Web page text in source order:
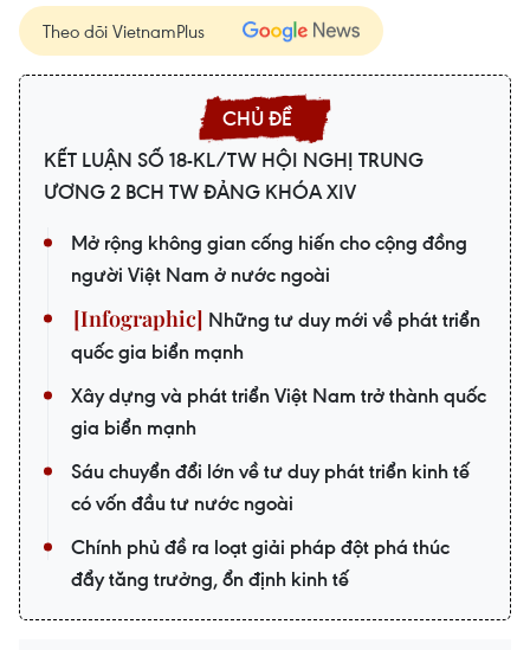
Theo dõi VietnamPlus
KẾT LUẬN SỐ 18-KL/TW HỘI NGHỊ TRUNG
ƯƠNG 2 BCH TW ĐẢNG KHÓA XIV
Mở rộng không gian cống hiến cho cộng đồng
người Việt Nam ở nước ngoài
Những tư duy mới về phát triển
quốc gia biển mạnh
Xây dựng và phát triển Việt Nam trở thành quốc
gia biển mạnh
Sáu chuyển đổi lớn về tư duy phát triển kinh tế
có vốn đầu tư nước ngoài
Chính phủ đề ra loạt giải pháp đột phá thúc
đẩy tăng trưởng, ổn định kinh tế